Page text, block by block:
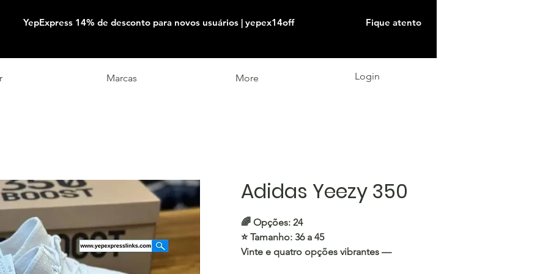
YepExpress 14% de desconto para novos usuários | yepex14off Fique atento
Marcas More Login
Adidas Yeezy 350
🌈 Opções: 24
⭐️Tamanho: 36 a 45
Vinte e quatro opções vibrantes —